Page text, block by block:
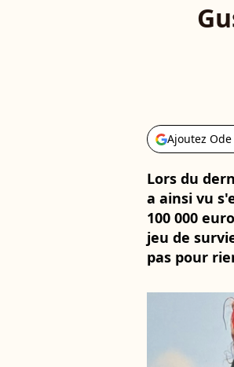
Ajoutez
Lors du
a ainsi vu
100 000
jeu de
pas pour